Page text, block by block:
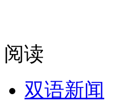
阅读
双语新闻